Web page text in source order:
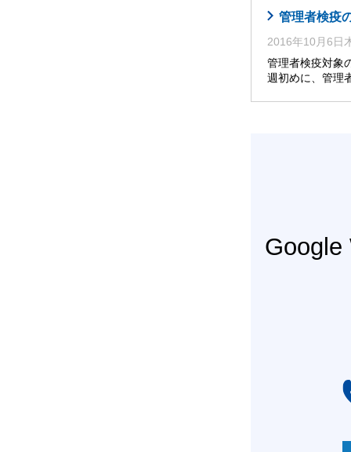
管理者検疫
2016年10月6日
管理者検疫対象
週初めに、管理
Google